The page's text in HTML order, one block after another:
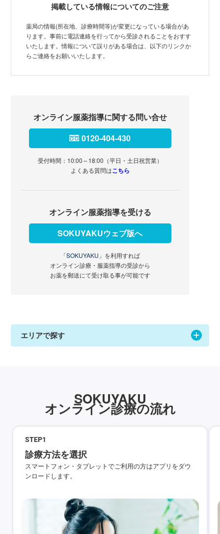
掲載している情報についてのご注意
薬局の情報(所在地、診療時間等)が変更になっている場合があ
ります。事前に電話連絡を行ってから受診されることをおすす
いたします。情報について誤りがある場合は、以下のリンクか
らご連絡をお願いいたします。
オンライン服薬指導に関する問い合せ
0120-404-430
受付時間：10:00～18:00（平日・土日祝営業）
よくある質問はこちら
オンライン服薬指導を受ける
SOKUYAKUウェブ版へ
「SOKUYAKU」 を利用すれば
オンライン診療・服薬指導の受診から
お薬を郵送にて受け取る事が可能です
エリアで探す
SOKUYAKU
オンライン診療の流れ
STEP1
診療方法を選択
スマートフォン・タブレットでご利用の方はアプリをダウ
ンロードします。